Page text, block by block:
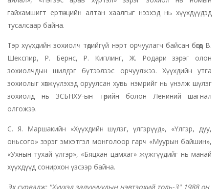
гайхамшигт ертөнцийн алтан хаалгыг нээхэд нь хүүхдүүдэд
тусалсаар байна.
Тэр хүүхдийн зохиолч төдийгүй нэрт орчуулагч байсан бөгөөд В.
Шекспир, Р. Бернс, Р. Киплинг, Ж. Родари зэрэг олон
зохиолчдын шилдэг бүтээлээс орчуулжээ. Хүүхдийн утга
зохиолыг хөгжүүлэхэд оруулсан хувь нэмрийг нь үнэлж шүлэг
зохиолд нь ЗСБНХУ-ын төрийн болон Лениний шагнал
олгожээ.
С. Я. Маршакийн «Хүүхдийн шүлэг, үлгэрүүд», «Үлгэр, дуу,
оньсого» зэрэг эмхэтгэл монголоор гарч «Муурын байшин»,
«Ухнын тухай үлгэр», «Бяцхан цамхаг» жүжгүүдийг нь манай
хүүхдүүд сонирхон үзсээр байна.
Эх сурвалж: "Хүүхэд залуучуудын нэвтэрхий толь-3" 1988 он